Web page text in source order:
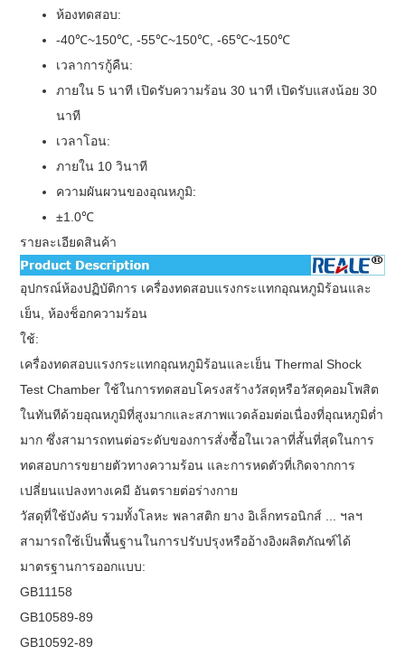
ห้องทดสอบ:
-40℃~150℃, -55℃~150℃, -65℃~150℃
เวลาการกู้คืน:
ภายใน 5 นาที เปิดรับความร้อน 30 นาที เปิดรับแสงน้อย 30
นาที
เวลาโอน:
ภายใน 10 วินาที
ความผันผวนของอุณหภูมิ:
±1.0℃
รายละเอียดสินค้า
อุปกรณ์ห้องปฏิบัติการ เครื่องทดสอบแรงกระแทกอุณหภูมิร้อนและ
เย็น, ห้องช็อกความร้อน
ใช้:
เครื่องทดสอบแรงกระแทกอุณหภูมิร้อนและเย็น Thermal Shock
Test Chamber ใช้ในการทดสอบโครงสร้างวัสดุหรือวัสดุคอมโพสิต
ในทันทีด้วยอุณหภูมิที่สูงมากและสภาพแวดล้อมต่อเนื่องที่อุณหภูมิต่ำ
มาก ซึ่งสามารถทนต่อระดับของการสั่งซื้อในเวลาที่สั้นที่สุดในการ
ทดสอบการขยายตัวทางความร้อน และการหดตัวที่เกิดจากการ
เปลี่ยนแปลงทางเคมี อันตรายต่อร่างกาย
วัสดุที่ใช้บังคับ รวมทั้งโลหะ พลาสติก ยาง อิเล็กทรอนิกส์ ... ฯลฯ
สามารถใช้เป็นพื้นฐานในการปรับปรุงหรืออ้างอิงผลิตภัณฑ์ได้
มาตรฐานการออกแบบ:
GB11158
GB10589-89
GB10592-89